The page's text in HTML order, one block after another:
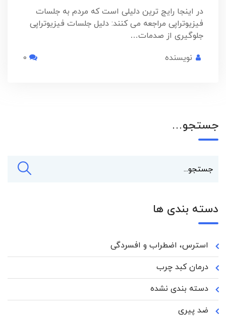
در اینجا رایج ترین دلیلی است که مردم به جلسات
فیزیوتراپی مراجعه می کنند: دلیل جلسات فیزیوتراپی
جلوگیری از صدمات…
نویسنده
جستجو…
دسته بندی ها
استرس، اضطراب و افسردگی
درمان کبد چرب
دسته بندی نشده
ضد پیری